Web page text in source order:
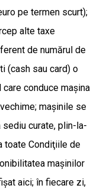
pe termen scurt);
alte taxe
de numărul de
(cash sau card) o
conduce maşina
maşinile se
curate, plin-la-
toate Condiţiile de
maşinilor
aici; în fiecare zi,